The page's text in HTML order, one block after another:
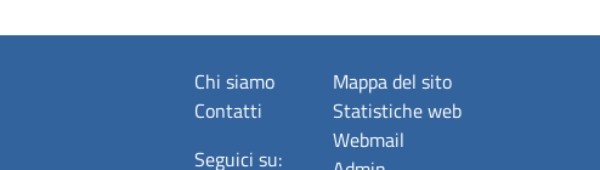
Chi siamo
Contatti
Seguici su:
Mappa del sito
Statistiche web
Webmail